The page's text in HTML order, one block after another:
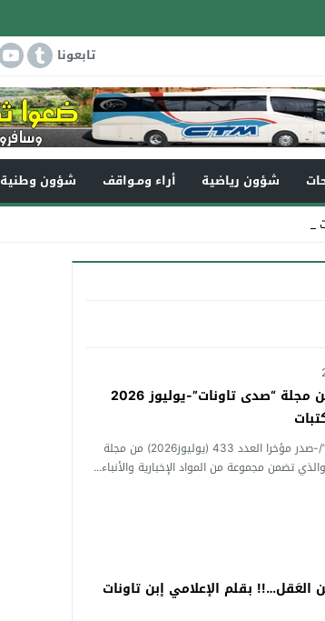
تابعونا
شؤون رياضية أراء ومـواقف شؤون وطنية
في ذ_
عدد جديد (433) من مجلة “صدى تاونات”-يوليوز 2026
مكتب الرباط:”تاونات نت”/-صدر مؤخرا العدد 433 (يوليوز2026) من مجلة
تضمن مجموعة من المواد الإخبارية والأنباء...
2026 بعَين العَقل…!! بقلم الإعلامي إبن تاونات